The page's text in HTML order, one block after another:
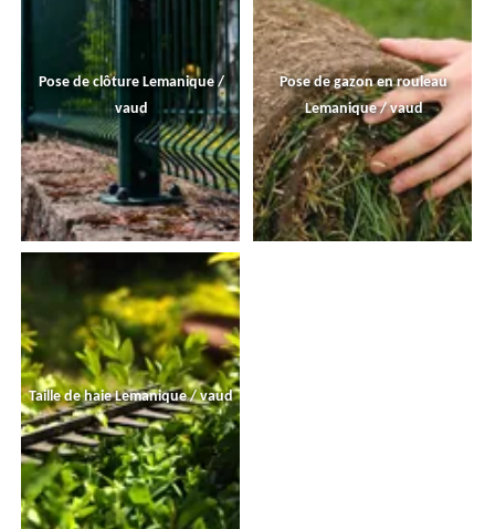
Pose de clôture Lemanique /
vaud
Pose de gazon en rouleau
Lemanique / vaud
Taille de haie Lemanique / vaud